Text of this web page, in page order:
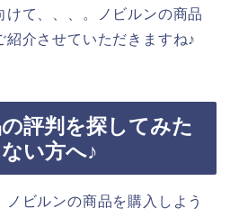
けて、、、。ノビルンの商品
介させていただきますね♪
評判を探してみた
い方へ♪
ビルンの商品を購入しよう